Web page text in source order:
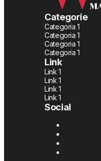
Categorie
Categoria 1
Categoria 1
Categoria 1
Categoria 1
Link
Link 1
Link 1
Link 1
Link 1
Social